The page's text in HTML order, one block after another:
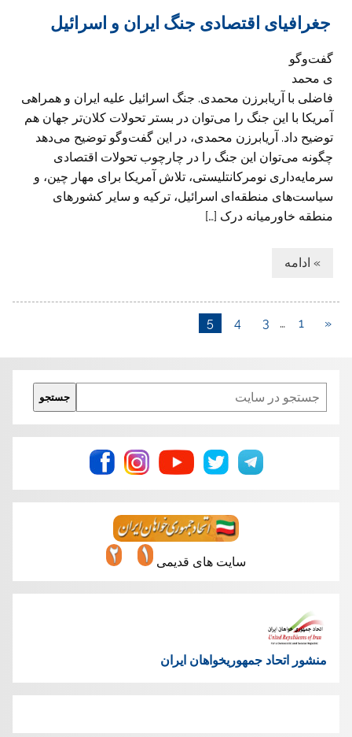
جغرافیای اقتصادی جنگ ایران و اسرائیل
گفت‌وگو
ی محمد
فاضلی با آریابرزن محمدی. جنگ اسرائیل علیه ایران و همراهی
آمریکا با این جنگ را می‌توان در بستر تحولات کلان‌تر جهان هم
توضیح داد. آریابرزن محمدی، در این گفت‌وگو توضیح می‌دهد
چگونه می‌توان این جنگ را در چارچوب تحولات اقتصادی
سرمایه‌داری نومرکانتلیستی، تلاش آمریکا برای مهار چین، و
سیاست‌های منطقه‌ای اسرائیل، ترکیه و سایر کشورهای
منطقه خاورمیانه درک […]
» ادامه
«
1
…
3
4
5
Search
جستجو
سایت های قدیمی
منشور اتحاد جمهوریخواهان ایران